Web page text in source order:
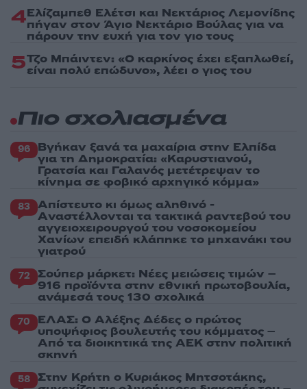
4Ελίζαμπεθ Ελέτσι και Νεκτάριος Λεμονίδης
πήγαν στον Άγιο Νεκτάριο Βούλας για να
πάρουν την ευχή για τον γιο τους
5Τζο Μπάιντεν: «Ο καρκίνος έχει εξαπλωθεί,
είναι πολύ επώδυνο», λέει ο γιος του
Πιο σχολιασμένα
96 Βγήκαν ξανά τα μαχαίρια στην Ελπίδα
για τη Δημοκρατία: «Καρυστιανού,
Γρατσία και Γαλανός μετέτρεψαν το
κίνημα σε φοβικό αρχηγικό κόμμα»
83 Απίστευτο κι όμως αληθινό -
Aναστέλλονται τα τακτικά ραντεβού του
αγγειοχειρουργού του νοσοκομείου
Χανίων επειδή κλάπηκε το μηχανάκι του
γιατρού
72 Σούπερ μάρκετ: Νέες μειώσεις τιμών –
916 προϊόντα στην εθνική πρωτοβουλία,
ανάμεσά τους 130 σχολικά
70 ΕΛΑΣ: Ο Αλέξης Δέδες ο πρώτος
υποψήφιος βουλευτής του κόμματος –
Από τα διοικητικά της ΑΕΚ στην πολιτική
σκηνή
58 Στην Κρήτη ο Κυριάκος Μητσοτάκης,